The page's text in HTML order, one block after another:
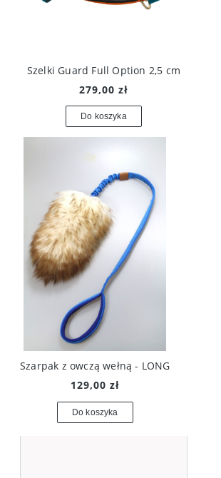
Szelki Guard Full Option 2,5 cm
279,00 zł
Do koszyka
Szarpak z owczą wełną - LONG
129,00 zł
Do koszyka